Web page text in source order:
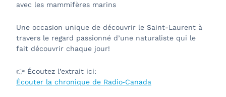
avec les mammifères marins
Une occasion unique de découvrir le Saint-Laurent à
travers le regard passionné d’une naturaliste qui le
fait découvrir chaque jour!
👉 Écoutez l’extrait ici:
Écouter la chronique de Radio‑Canada